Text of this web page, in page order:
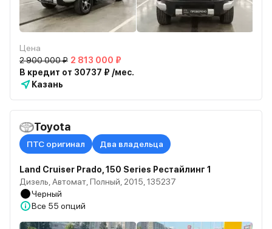
Цена
2 900 000 ₽ 2 813 000 ₽
В кредит от 30737 ₽ /мес.
Казань
Toyota
ПТС оригинал Два владельца
Land Cruiser Prado, 150 Series Рестайлинг 1
Дизель, Автомат, Полный, 2015, 135237
Черный
Все 55 опций